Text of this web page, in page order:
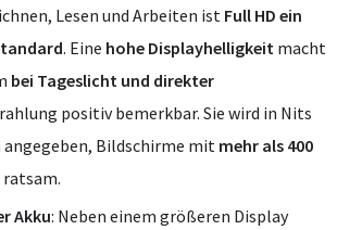
Lesen und Arbeiten ist Full HD ein
. Eine hohe Displayhelligkeit macht
bei Tageslicht und direkter
positiv bemerkbar. Sie wird in Nits
angegeben, Bildschirme mit mehr als 400
ratsam.
Akku: Neben einem größeren Display